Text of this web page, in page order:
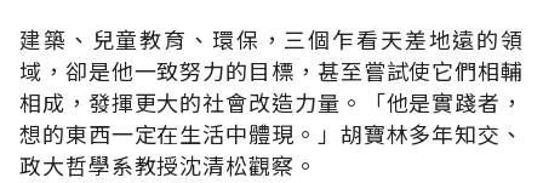
建築、兒童教育、環保，三個乍看天差地遠的領
域，卻是他一致努力的目標，甚至嘗試使它們相輔
相成，發揮更大的社會改造力量。「他是實踐者，
想的東西一定在生活中體現。」胡寶林多年知交、
政大哲學系教授沈清松觀察。